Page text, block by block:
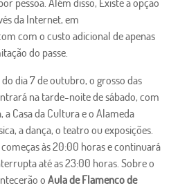
da Internet, em
com o custo adicional de apenas
do passe.
dia 7 de outubro, o grosso das
na tarde-noite de sábado, com
a Casa da Cultura e o Alameda
a dança, o teatro ou exposições.
às 20:00 horas e continuará
até as 23:00 horas. Sobre o
o Aula de Flamenco de